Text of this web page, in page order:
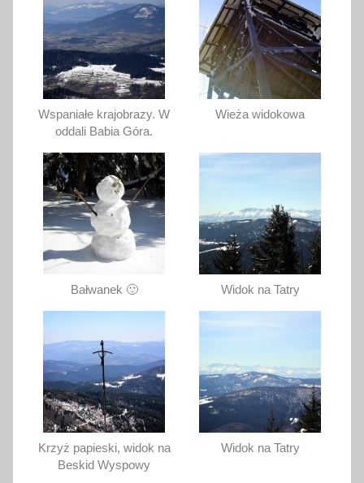
Wspaniałe krajobrazy. W
oddali Babia Góra.
Wieża widokowa
Bałwanek 🙂 Widok na Tatry
Krzyż papieski, widok na
Beskid Wyspowy
Widok na Tatry